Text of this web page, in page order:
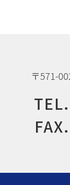
〒571-
TEL.